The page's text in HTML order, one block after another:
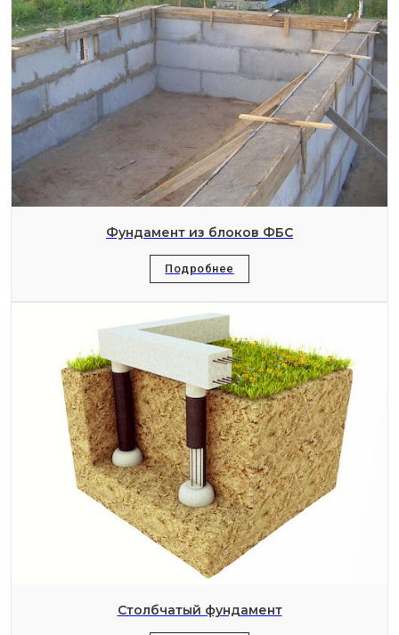
Фундамент из блоков ФБС
Подробнее
Столбчатый фундамент